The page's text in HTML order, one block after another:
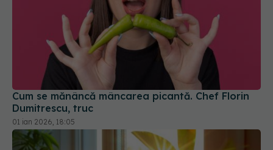
Cum se mănâncă mâncarea picantă. Chef Florin
Dumitrescu, truc
01 ian 2026, 18:05